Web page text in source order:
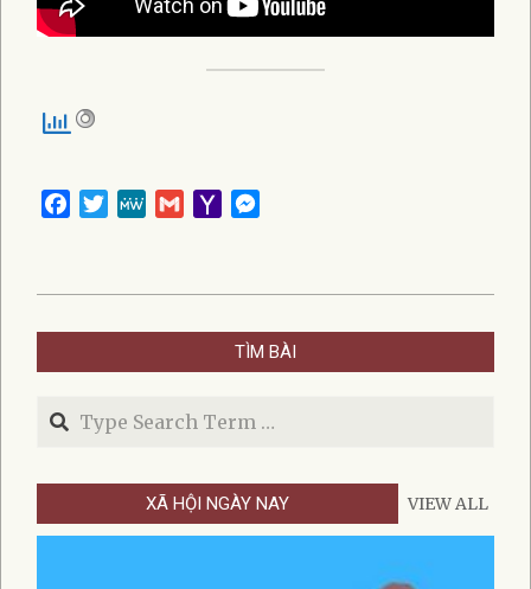
Facebook
TwitterMeWeGmailYahoo
10
TÌM BÀI
Search
XÃ HỘI NGÀY NAY VIEW ALL